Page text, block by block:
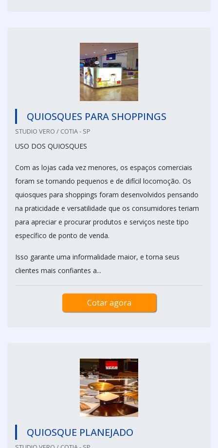
QUIOSQUES PARA SHOPPINGS
STUDIO VERO / COTIA - SP
USO DOS QUIOSQUES
Com as lojas cada vez menores, os espaços comerciais
foram se tornando pequenos e de difícil locomoção. Os
quiosques para shoppings foram desenvolvidos pensando
na praticidade e versatilidade que os consumidores teriam
para apreciar e procurar produtos e serviços neste tipo
específico de ponto de venda.
Isso garante uma informalidade maior, e torna seus
clientes mais confiantes a...
Cotar agora
QUIOSQUE PLANEJADO